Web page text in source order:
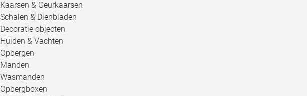
Kaarsen & Geurkaarsen
Schalen & Dienbladen
Decoratie objecten
Huiden & Vachten
Opbergen
Manden
Wasmanden
Opbergboxen